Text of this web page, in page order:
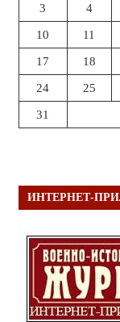
3 4
10 11
17 18
24 25
31
ИНТЕРНЕТ-